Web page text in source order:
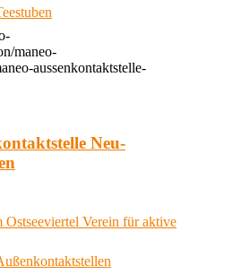
maneo-
aussenkontaktstelle-
Neu-
Ostseeviertel Verein für aktive